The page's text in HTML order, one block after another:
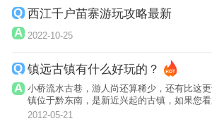
西江千户苗寨游玩攻略最新
2022-10-25
镇远古镇有什么好玩的？
小桥流水古巷，游人尚还算稀少，还有比这
镇位于黔东南，是新近兴起的古镇，如果您看
的古镇，却...
2012-05-21